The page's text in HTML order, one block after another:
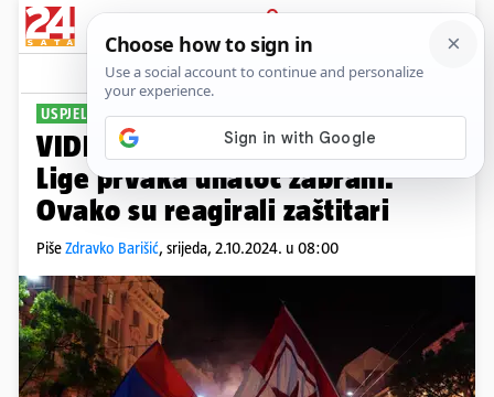
PRIJAVA
Sport Komentari
USPJELI SU SE PROBITI
VIDEO Delije ušle na utakmicu
Lige prvaka unatoč zabrani.
Ovako su reagirali zaštitari
PišeZdravko Barišić, srijeda, 2.10.2024. u 08:00